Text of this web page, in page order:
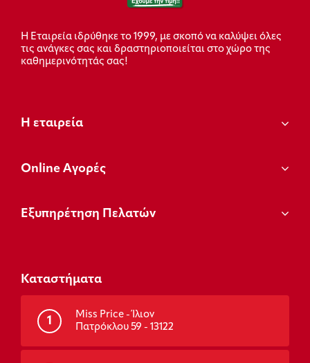
Η Εταιρεία ιδρύθηκε το 1999, με σκοπό να καλύψει όλες
τις ανάγκες σας και δραστηριοποιείται στο χώρο της
καθημερινότητάς σας!
Η εταιρεία
Οnline Αγορές
Εξυπηρέτηση Πελατών
Καταστήματα
1
Miss Price - Ίλιον
Πατρόκλου 59 - 13122